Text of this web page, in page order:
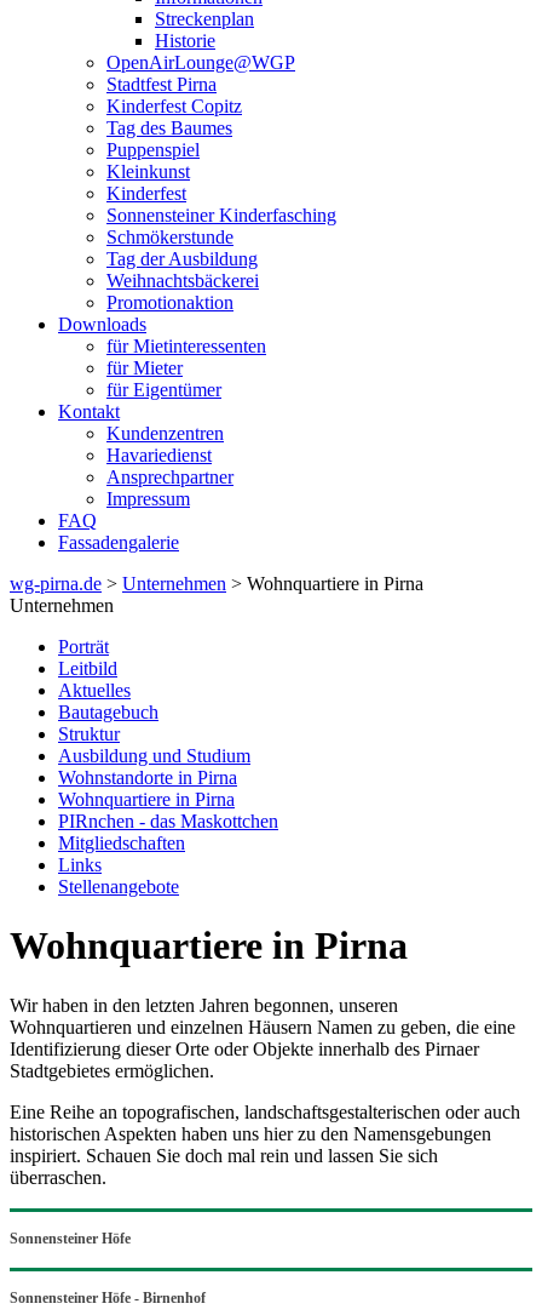
Streckenplan
Historie
OpenAirLounge@WGP
Stadtfest Pirna
Kinderfest Copitz
Tag des Baumes
Puppenspiel
Kleinkunst
Kinderfest
Sonnensteiner Kinderfasching
Schmökerstunde
Tag der Ausbildung
Weihnachtsbäckerei
Promotionaktion
Downloads
für Mietinteressenten
für Mieter
für Eigentümer
Kontakt
Kundenzentren
Havariedienst
Ansprechpartner
Impressum
FAQ
Fassadengalerie
wg-pirna.de > Unternehmen > Wohnquartiere in Pirna
Unternehmen
Porträt
Leitbild
Aktuelles
Bautagebuch
Struktur
Ausbildung und Studium
Wohnstandorte in Pirna
Wohnquartiere in Pirna
PIRnchen - das Maskottchen
Mitgliedschaften
Links
Stellenangebote
Wohnquartiere in Pirna
Wir haben in den letzten Jahren begonnen, unseren
Wohnquartieren und einzelnen Häusern Namen zu geben, die eine
Identifizierung dieser Orte oder Objekte innerhalb des Pirnaer
Stadtgebietes ermöglichen.
Eine Reihe an topografischen, landschaftsgestalterischen oder auch
historischen Aspekten haben uns hier zu den Namensgebungen
inspiriert. Schauen Sie doch mal rein und lassen Sie sich
überraschen.
Sonnensteiner Höfe
Sonnensteiner Höfe - Birnenhof